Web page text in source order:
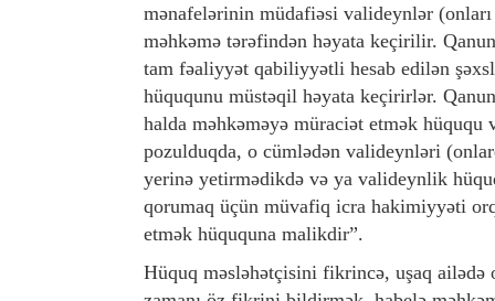
mənafelərinin müdafiəsi valideynlər
məhkəmə tərəfindən həyata keçirilir.
tam fəaliyyət qabiliyyətli hesab edilən
hüququnu müstəqil həyata keçirirlər.
halda məhkəməyə müraciət etmək
pozulduqda, o cümlədən valideynləri
yerinə yetirmədikdə və ya valideynlik
qorumaq üçün müvafiq icra hakimiyyəti
etmək hüququna malikdir”.
Hüquq məsləhətçisini fikrincə, uşaq ailədə